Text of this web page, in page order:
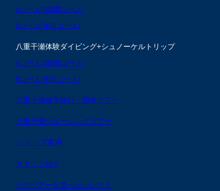
Aコース(3時間コース)
Bコース(半日コース)
八重干瀬体験ダイビング+シュノーケルトリップ
Aコース(3時間コース)
Bコース(半日コース)
八重干瀬修学旅行・団体ツアー
八重干瀬クルージングツアー
ショップ案内
スタッフ紹介
どのツアーを選べばいいの？